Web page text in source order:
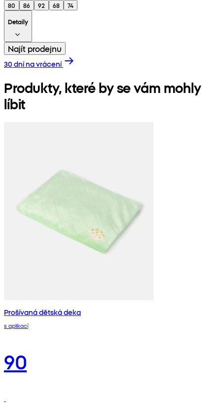
80 86 92 68
74
Detaily
Najít prodejnu
30 dní na vrácení
Produkty, které by se vám mohly
líbit
Prošívaná dětská deka
s aplikací
90